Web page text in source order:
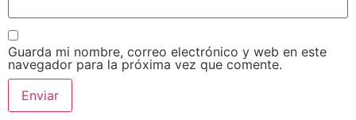
Guarda mi nombre, correo electrónico y web en este
navegador para la próxima vez que comente.